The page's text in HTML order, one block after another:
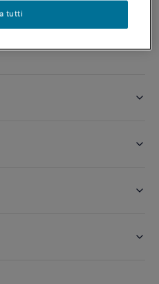
misure
tutti